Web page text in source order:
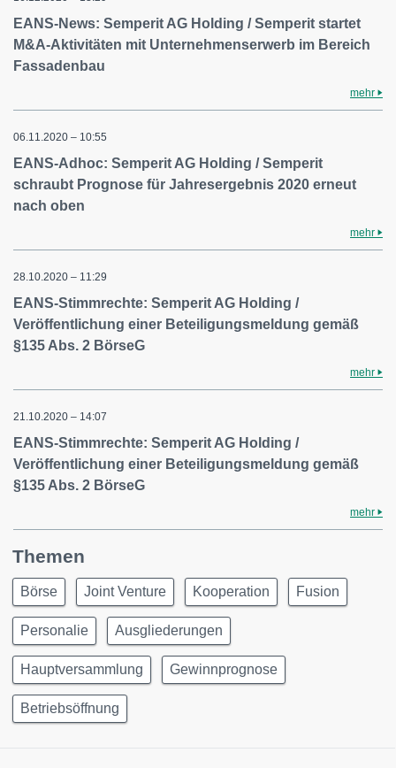
EANS-News: Semperit AG Holding / Semperit startet
M&A-Aktivitäten mit Unternehmenserwerb im Bereich
Fassadenbau
mehr
06.11.2020 – 10:55
EANS-Adhoc: Semperit AG Holding / Semperit
schraubt Prognose für Jahresergebnis 2020 erneut
nach oben
mehr
28.10.2020 – 11:29
EANS-Stimmrechte: Semperit AG Holding /
Veröffentlichung einer Beteiligungsmeldung gemäß
§135 Abs. 2 BörseG
mehr
21.10.2020 – 14:07
EANS-Stimmrechte: Semperit AG Holding /
Veröffentlichung einer Beteiligungsmeldung gemäß
§135 Abs. 2 BörseG
mehr
Themen
Börse Joint Venture Kooperation Fusion
Personalie Ausgliederungen
Hauptversammlung Gewinnprognose
Betriebsöffnung